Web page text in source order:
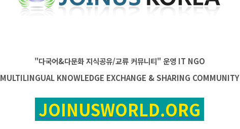
"다국어&다문화 지식공유/교류 커뮤니티" 운영 IT NGO
MULTILINGUAL KNOWLEDGE EXCHANGE & SHARING COMMUNITY
JOINUSWORLD.ORG